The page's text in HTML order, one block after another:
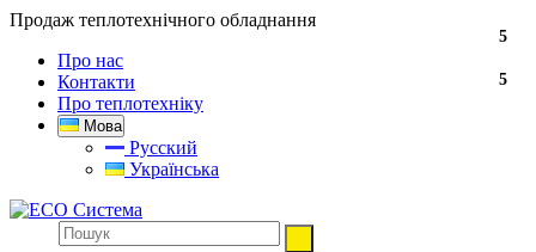
Продаж теплотехнічного обладнання
Про нас
Контакти
Про теплотехніку
Мова
Русский
Українська
5
5